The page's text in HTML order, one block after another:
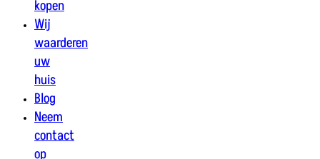
kopen
Wij
waarderen
uw
huis
Blog
Neem
contact
op